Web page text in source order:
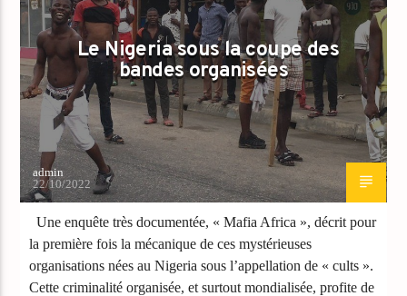
Le Nigeria sous la coupe des
bandes organisées
admin
22/10/2022
Une enquête très documentée, « Mafia Africa », décrit pour
la première fois la mécanique de ces mystérieuses
organisations nées au Nigeria sous l’appellation de « cults ».
Cette criminalité organisée, et surtout mondialisée, profite de